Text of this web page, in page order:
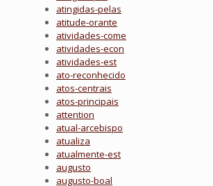
atingidas-pelas
atitude-orante
atividades-come
atividades-econ
atividades-est
ato-reconhecido
atos-centrais
atos-principais
attention
atual-arcebispo
atualiza
atualmente-est
augusto
augusto-boal